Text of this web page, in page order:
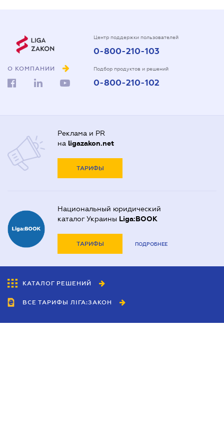
О КОМПАНИИ
Центр поддержки пользователей
0-800-210-103
Подбор продуктов и решений
0-800-210-102
Реклама и PR
на ligazakon.net
ТАРИФЫ
Национальный юридический
каталог Украины Liga:BOOK
ТАРИФЫ ПОДРОБНЕЕ
КАТАЛОГ РЕШЕНИЙ
ВСЕ ТАРИФЫ ЛІГА:ЗАКОН